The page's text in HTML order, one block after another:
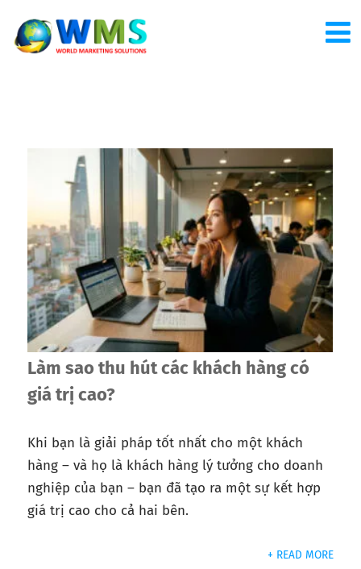
Làm sao thu hút các khách hàng có
giá trị cao?
Khi bạn là giải pháp tốt nhất cho một khách
hàng – và họ là khách hàng lý tưởng cho doanh
nghiệp của bạn – bạn đã tạo ra một sự kết hợp
giá trị cao cho cả hai bên.
+ READ MORE